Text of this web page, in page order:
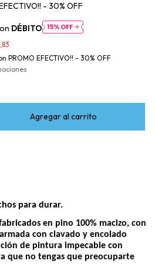
- 30% OFF
DÉBITO
PROMO EFECTIVO!! - 30% OFF
para durar.
en pino 100% macizo, con
con clavado y encolado
de pintura impecable con
que no tengas que preocuparte